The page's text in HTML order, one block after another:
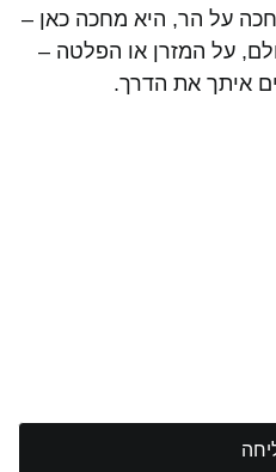
על הר, היא מחכה כאן –
על המזרן או הפלטה –
איתך את הדרך.